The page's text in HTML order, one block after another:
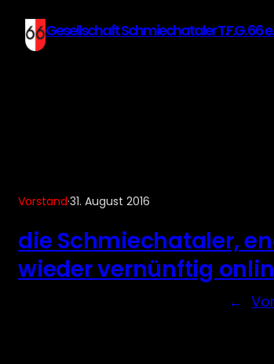
Gesellschaft Schmiechataler T.F.G. 66
Vorstand·31. August 2016
die Schmiechataler,
wieder vernünftig
←